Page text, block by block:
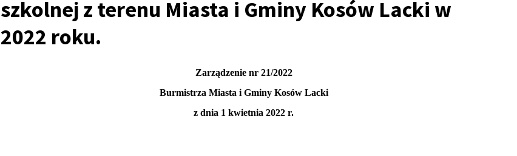
szkolnej z terenu Miasta i Gminy Kosów Lacki w
2022 roku.
Zarządzenie nr 21/2022
Burmistrza Miasta i Gminy Kosów Lacki
z dnia 1 kwietnia 2022 r.